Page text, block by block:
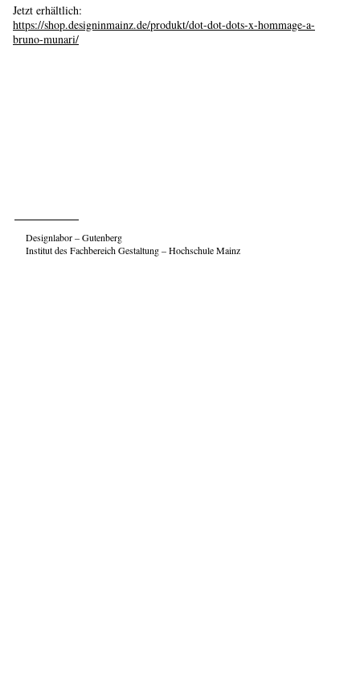
Jetzt erhältlich:
https://shop.designinmainz.de/produkt/dot-dot-dots-x-hommage-a-
bruno-munari/
Designlabor – Gutenberg
Institut des Fachbereich Gestaltung – Hochschule Mainz